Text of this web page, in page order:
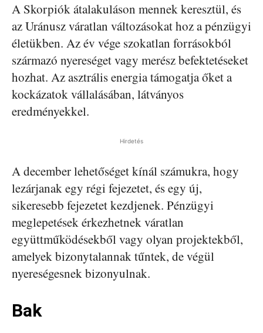
A Skorpiók átalakuláson mennek keresztül, és
az Uránusz váratlan változásokat hoz a pénzügyi
életükben. Az év vége szokatlan forrásokból
származó nyereséget vagy merész befektetéseket
hozhat. Az asztrális energia támogatja őket a
kockázatok vállalásában, látványos
eredményekkel.
Hirdetés
A december lehetőséget kínál számukra, hogy
lezárjanak egy régi fejezetet, és egy új,
sikeresebb fejezetet kezdjenek. Pénzügyi
meglepetések érkezhetnek váratlan
együttműködésekből vagy olyan projektekből,
amelyek bizonytalannak tűntek, de végül
nyereségesnek bizonyulnak.
Bak